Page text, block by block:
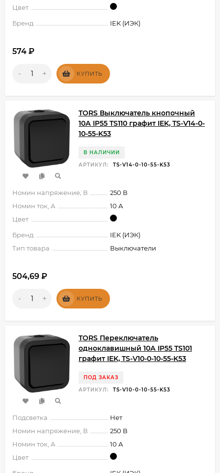
Цвет
Бренд
IEK (ИЭК)
574 ₽
- + КУПИТЬ
TORS Выключатель кнопочный
10А IP55 TS110 графит IEK, TS-V14-0-
10-55-K53
В НАЛИЧИИ
АРТИКУЛ:
TS-V14-0-10-55-K53
Номин напряжение, В
250 В
Номин ток, А
10 А
Цвет
Бренд
IEK (ИЭК)
Тип товара
Выключатели
504,69 ₽
- + КУПИТЬ
TORS Переключатель
одноклавишный 10А IP55 TS101
графит IEK, TS-V10-0-10-55-K53
ПОД ЗАКАЗ
АРТИКУЛ:
TS-V10-0-10-55-K53
Подсветка
Нет
Номин напряжение, В
250 В
Номин ток, А
10 А
Цвет